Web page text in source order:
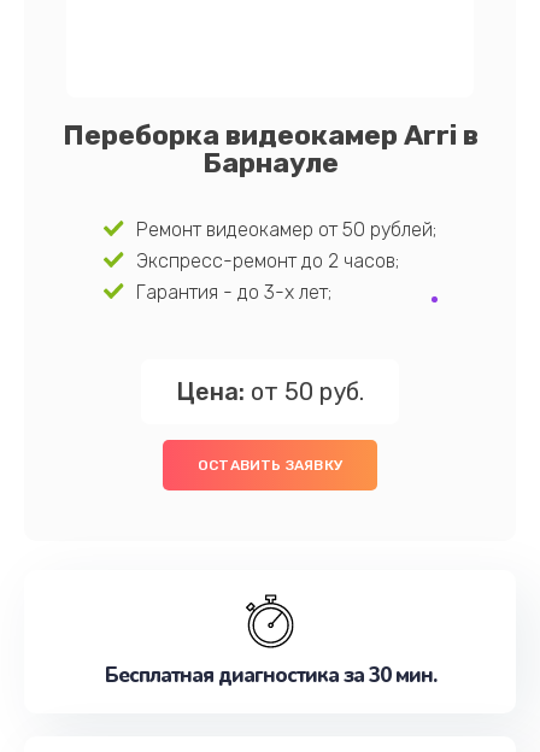
Переборка видеокамер Arri в
Барнауле
Ремонт видеокамер от 50 рублей;
Экспресс-ремонт до 2 часов;
Гарантия - до 3-х лет;
Цена: от 50 руб.
ОСТАВИТЬ ЗАЯВКУ
Бесплатная диагностика за 30 мин.